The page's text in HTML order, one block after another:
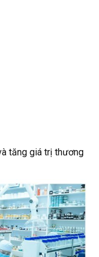
tăng giá trị thương